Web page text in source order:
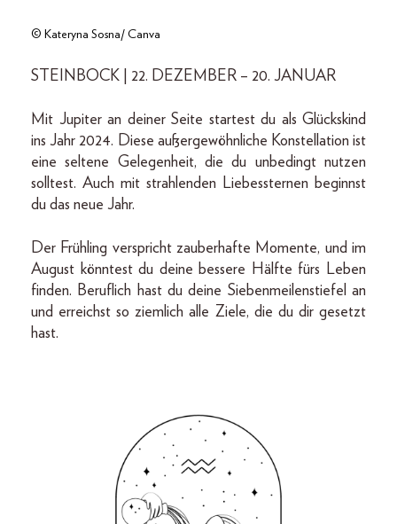
© Kateryna Sosna/ Canva
STEINBOCK | 22. DEZEMBER – 20. JANUAR
Mit Jupiter an deiner Seite startest du als Glückskind
ins Jahr 2024. Diese außergewöhnliche Konstellation ist
eine seltene Gelegenheit, die du unbedingt nutzen
solltest. Auch mit strahlenden Liebessternen beginnst
du das neue Jahr.
Der Frühling verspricht zauberhafte Momente, und im
August könntest du deine bessere Hälfte fürs Leben
finden. Beruflich hast du deine Siebenmeilenstiefel an
und erreichst so ziemlich alle Ziele, die du dir gesetzt
hast.